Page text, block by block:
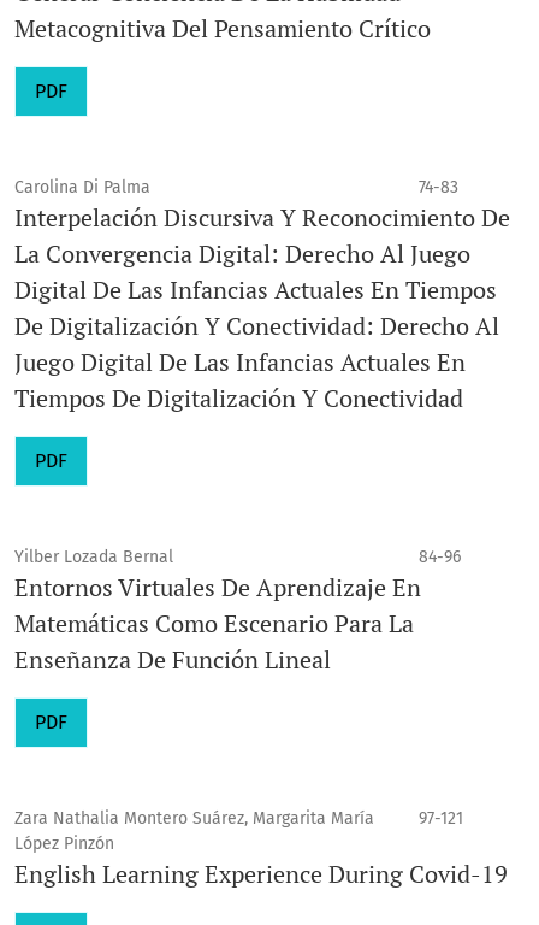
Metacognitiva Del Pensamiento Crítico
PDF
Carolina Di Palma 74-83
Interpelación Discursiva Y Reconocimiento De
La Convergencia Digital: Derecho Al Juego
Digital De Las Infancias Actuales En Tiempos
De Digitalización Y Conectividad: Derecho Al
Juego Digital De Las Infancias Actuales En
Tiempos De Digitalización Y Conectividad
PDF
Yilber Lozada Bernal 84-96
Entornos Virtuales De Aprendizaje En
Matemáticas Como Escenario Para La
Enseñanza De Función Lineal
PDF
Zara Nathalia Montero Suárez, Margarita María
López Pinzón
97-121
English Learning Experience During Covid-19